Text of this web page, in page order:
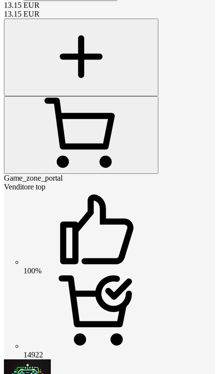
13.15 EUR
13.15 EUR
Game_zone_portal
Venditore top
100%
14922